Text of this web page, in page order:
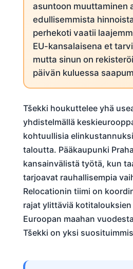
asuntoon muuttaminen
edullisemmista
perhekoti vaatii
EU-kansalaisena et
mutta sinun on
päivän kuluessa
Tšekki houkuttelee yhä
yhdistelmällä
kohtuullisia
taloutta. Pääkaupunki
kansainvälistä työtä, kun
tarjoavat rauhallisempia
Relocationin tiimi on
rajat ylittäviä
Euroopan maahan
Tšekki on yksi